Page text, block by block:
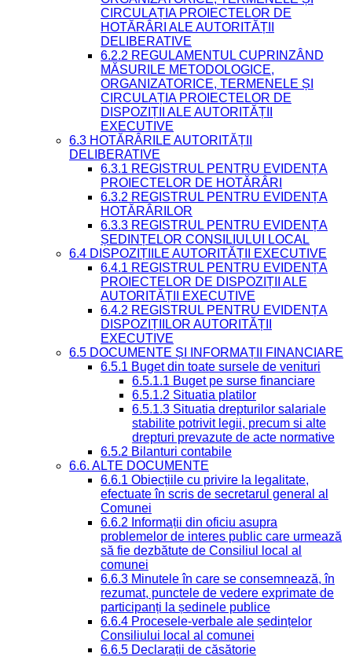
CIRCULAȚIA PROIECTELOR DE
HOTĂRÂRI ALE AUTORITĂȚII
DELIBERATIVE
6.2.2 REGULAMENTUL CUPRINZÂND
MĂSURILE METODOLOGICE,
ORGANIZATORICE, TERMENELE ȘI
CIRCULAȚIA PROIECTELOR DE
DISPOZIȚII ALE AUTORITĂȚII
EXECUTIVE
6.3 HOTĂRÂRILE AUTORITĂȚII
DELIBERATIVE
6.3.1 REGISTRUL PENTRU EVIDENȚA
PROIECTELOR DE HOTĂRÂRI
6.3.2 REGISTRUL PENTRU EVIDENȚA
HOTĂRÂRILOR
6.3.3 REGISTRUL PENTRU EVIDENȚA
ȘEDINȚELOR CONSILIULUI LOCAL
6.4 DISPOZIȚIILE AUTORITĂȚII EXECUTIVE
6.4.1 REGISTRUL PENTRU EVIDENȚA
PROIECTELOR DE DISPOZIȚII ALE
AUTORITĂȚII EXECUTIVE
6.4.2 REGISTRUL PENTRU EVIDENȚA
DISPOZIȚIILOR AUTORITĂȚII
EXECUTIVE
6.5 DOCUMENTE ȘI INFORMAȚII FINANCIARE
6.5.1 Buget din toate sursele de venituri
6.5.1.1 Buget pe surse financiare
6.5.1.2 Situatia platilor
6.5.1.3 Situatia drepturilor salariale
stabilite potrivit legii, precum si alte
drepturi prevazute de acte normative
6.5.2 Bilanturi contabile
6.6. ALTE DOCUMENTE
6.6.1 Obiecțiile cu privire la legalitate,
efectuate în scris de secretarul general al
Comunei
6.6.2 Informații din oficiu asupra
problemelor de interes public care urmează
să fie dezbătute de Consiliul local al
comunei
6.6.3 Minutele în care se consemnează, în
rezumat, punctele de vedere exprimate de
participanți la ședinele publice
6.6.4 Procesele-verbale ale ședințelor
Consiliului local al comunei
6.6.5 Declarații de căsătorie